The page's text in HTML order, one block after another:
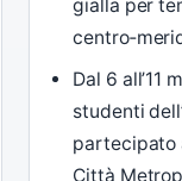
gialla per
Dal 6 all’11
studenti
partecipato
Città